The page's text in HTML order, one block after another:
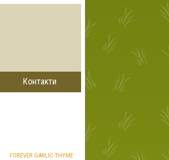
Контакти
FOREVER GARLIC-THYME